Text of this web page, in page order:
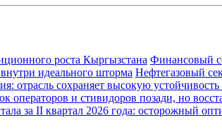
роста Кыргызстана Финансовый
идеального шторма Нефтегазовый
отрасль сохраняет высокую
операторов и стивидоров позади, но
за II квартал 2026 года: осторожный